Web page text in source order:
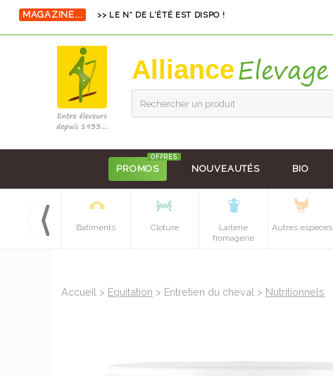
MAGAZINE... >> LE N° DE L'ÉTÉ EST DISPO !
Alliance
Rechercher un produit
PROMOS
OFFRES
NOUVEAUTÉS BIO
Equipements
Batiments Cloture
Laiterie
fromagerie
Autres especes
Accueil > Equitation > Entretien du cheval > Nutritionnels